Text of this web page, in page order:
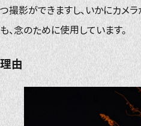
つ撮影ができますし、いかにカメ
も、念のために使用しています。
理由